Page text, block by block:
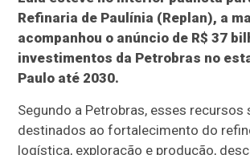
Refinaria de Paulínia (Replan), a
acompanhou o anúncio de R$ 37
investimentos da Petrobras no
Paulo até 2030.
Segundo a Petrobras, esses recursos
destinados ao fortalecimento do
logística, exploração e produção,